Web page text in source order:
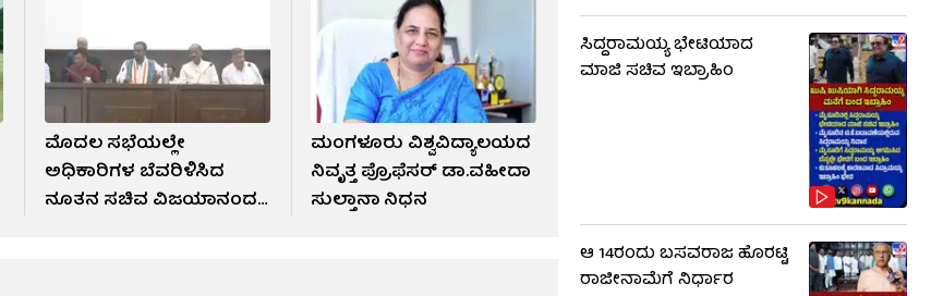
ಮೊದಲ ಸಭೆಯಲ್ಲೇ
ಅಧಿಕಾರಿಗಳ ಬೆವರಿಳಿಸಿದ
ನೂತನ ಸಚಿವ ವಿಜಯಾನಂದ
ಮಂಗಳೂರು ವಿಶ್ವವಿದ್ಯಾಲಯದ
ನಿವೃತ್ತ ಪ್ರೊಫೆಸರ್‌ ಡಾ.ವಹೀದಾ
ಸುಲ್ತಾನಾ ನಿಧನ
ಸಿದ್ದರಾಮಯ್ಯ ಭೇಟಿಯಾದ
ಮಾಜಿ ಸಚಿವ ಇಬ್ರಾಹಿಂ
ಆ 14ರಂದು ಬಸವರಾಜ ಹೊರಟ್ಟಿ
ರಾಜೀನಾಮೆಗೆ ನಿರ್ಧಾರ